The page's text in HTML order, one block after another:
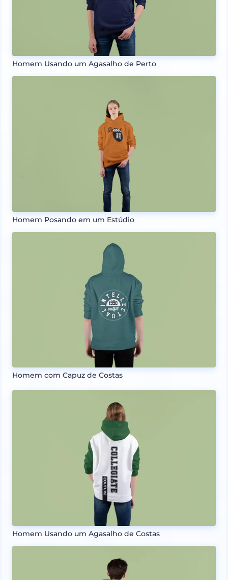
Homem Usando um Agasalho de Perto
Homem Posando em um Estúdio
Homem com Capuz de Costas
Homem Usando um Agasalho de Costas